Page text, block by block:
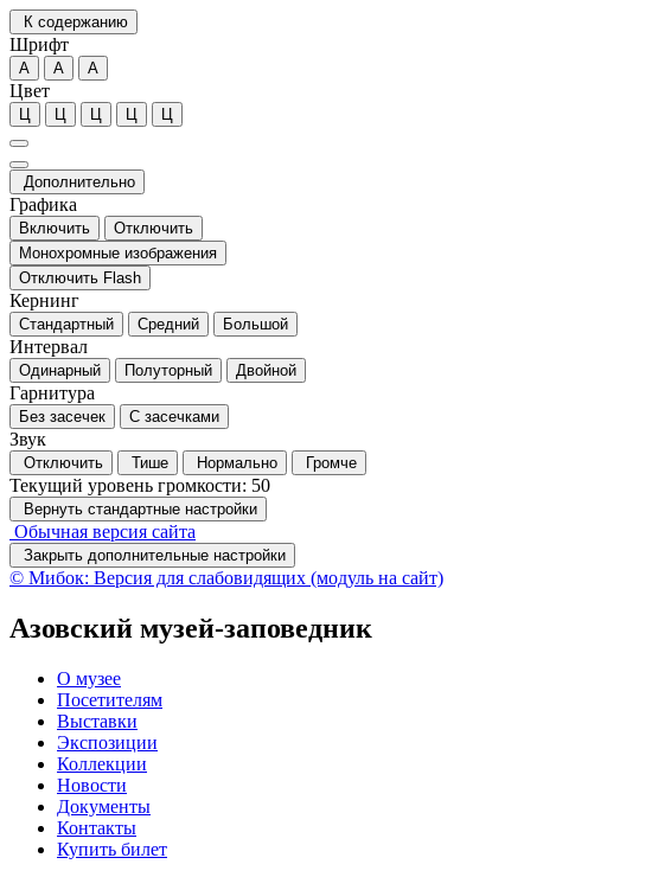
К содержанию
Шрифт
А А А
Цвет
Ц Ц Ц Ц Ц
Дополнительно
Графика
Включить
Отключить
Монохромные изображения
Отключить Flash
Кернинг
Стандартный Средний Большой
Интервал
Одинарный Полуторный Двойной
Гарнитура
Без засечек С засечками
Звук
Отключить Тише Нормально Громче
Текущий уровень громкости: 50
Вернуть стандартные настройки
Обычная версия сайта
Закрыть дополнительные настройки
© Мибок: Версия для слабовидящих (модуль на сайт)
Азовский музей-заповедник
О музее
Посетителям
Выставки
Экспозиции
Коллекции
Новости
Документы
Контакты
Купить билет